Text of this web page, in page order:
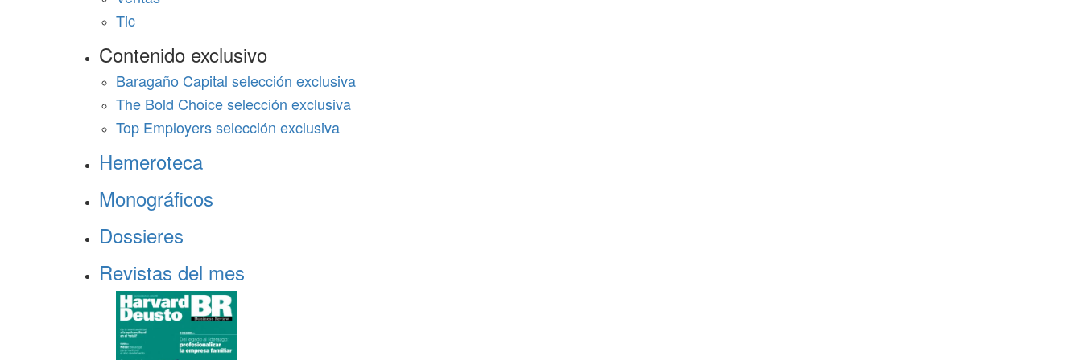
Tic
Contenido exclusivo
Baragaño Capital selección exclusiva
The Bold Choice selección exclusiva
Top Employers selección exclusiva
Hemeroteca
Monográficos
Dossieres
Revistas del mes